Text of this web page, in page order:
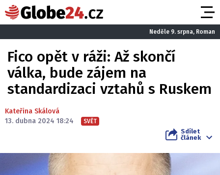
Neděle 9. srpna, Roman
Fico opět v ráži: Až skončí
válka, bude zájem na
standardizaci vztahů s Ruskem
Kateřina Skálová
13. dubna 2024 18:24
SVĚT
Sdílet
článek